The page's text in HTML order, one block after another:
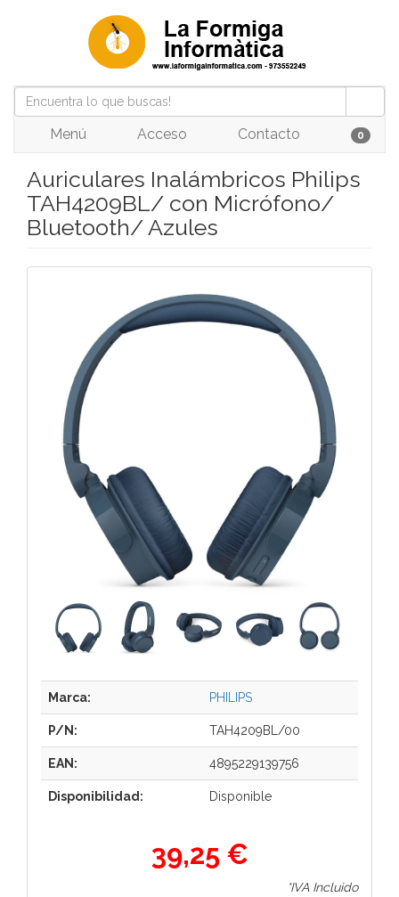
Menú Acceso Contacto 0
Auriculares Inalámbricos Philips
TAH4209BL/ con Micrófono/
Bluetooth/ Azules
Marca: PHILIPS
P/N: TAH4209BL/00
EAN: 4895229139756
Disponibilidad: Disponible
39,25 €
*IVA Incluido